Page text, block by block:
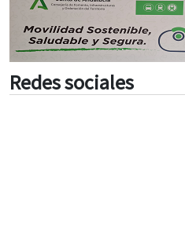
Redes sociales